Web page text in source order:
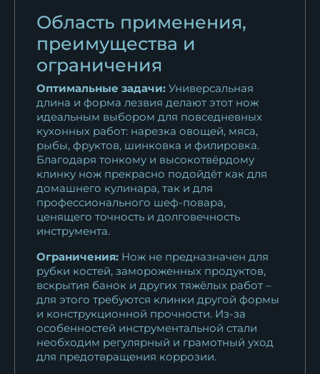
Область применения,
преимущества и
ограничения
Оптимальные задачи: Универсальная
длина и форма лезвия делают этот нож
идеальным выбором для повседневных
кухонных работ: нарезка овощей, мяса,
рыбы, фруктов, шинковка и филировка.
Благодаря тонкому и высокотвёрдому
клинку нож прекрасно подойдёт как для
домашнего кулинара, так и для
профессионального шеф-повара,
ценящего точность и долговечность
инструмента.
Ограничения: Нож не предназначен для
рубки костей, замороженных продуктов,
вскрытия банок и других тяжёлых работ –
для этого требуются клинки другой формы
и конструкционной прочности. Из-за
особенностей инструментальной стали
необходим регулярный и грамотный уход
для предотвращения коррозии.